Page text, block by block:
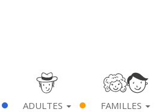
ADULTES FAMILLES